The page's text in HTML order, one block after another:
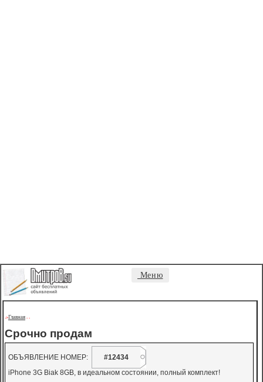
Меню
->Главная - -
Срочно продам
ОБЪЯВЛЕНИЕ НОМЕР:
#12434
iPhone 3G Biak 8GB, в идеальном состоянии, полный комплект!